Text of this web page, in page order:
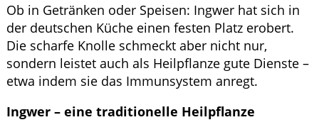
Ob in Getränken oder Speisen: Ingwer hat sich in
der deutschen Küche einen festen Platz erobert.
Die scharfe Knolle schmeckt aber nicht nur,
sondern leistet auch als Heilpflanze gute Dienste –
etwa indem sie das Immunsystem anregt.
Ingwer – eine traditionelle Heilpflanze